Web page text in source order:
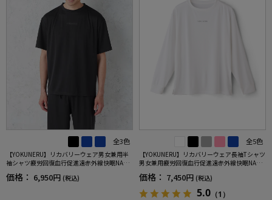
全3色
【YOKUNERU】リカバリーウェア男女兼用半
袖シャツ疲労回復血行促進遠赤外線快眠NANO
MIX(R)【一般医療機器】SS～LLサイズ
価格： 6,950円 (税込)
全5色
【YOKUNERU】リカバリーウェア長袖Tシャツ
男女兼用疲労回復血行促進遠赤外線快眠NANO
MIX(R)【一般医療機器】SS～LLサイズ
価格： 7,450円 (税込)
5.0 （1）